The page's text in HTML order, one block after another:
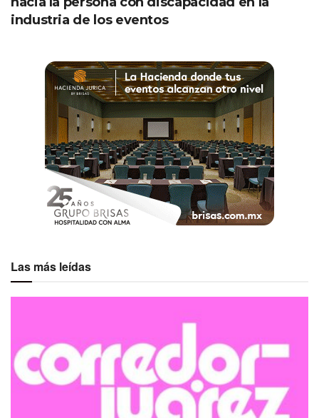
Por feos… ¡ganaron!
Por su exhaustiva búsqueda en tiendas, confeccionar su
propio suéter y portar el look más original, ellos fueron
quienes cautivaron a los jueces del concurso. Más allá de
los premios, el objetivo fue divertirse y apoyar.
industria de los eventos
Las más leídas